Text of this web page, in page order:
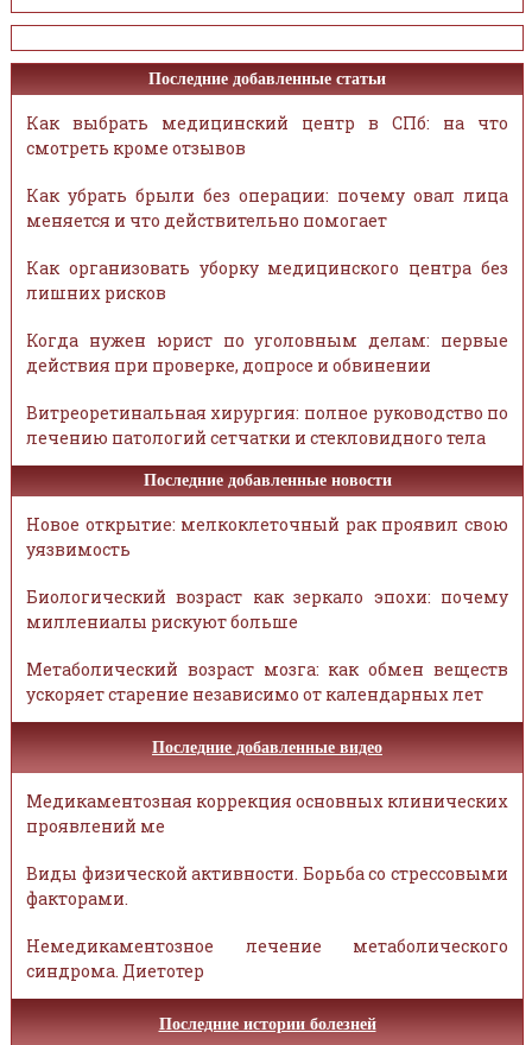
Последние добавленные статьи
Как выбрать медицинский центр в СПб: на что
смотреть кроме отзывов
Как убрать брыли без операции: почему овал лица
меняется и что действительно помогает
Как организовать уборку медицинского центра без
лишних рисков
Когда нужен юрист по уголовным делам: первые
действия при проверке, допросе и обвинении
Витреоретинальная хирургия: полное руководство по
лечению патологий сетчатки и стекловидного тела
Последние добавленные новости
Новое открытие: мелкоклеточный рак проявил свою
уязвимость
Биологический возраст как зеркало эпохи: почему
миллениалы рискуют больше
Метаболический возраст мозга: как обмен веществ
ускоряет старение независимо от календарных лет
Последние добавленные видео
Медикаментозная коррекция основных клинических
проявлений ме
Виды физической активности. Борьба со стрессовыми
факторами.
Немедикаментозное лечение метаболического
синдрома. Диетотер
Последние истории болезней